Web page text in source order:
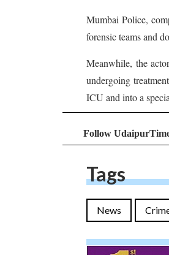
Mumbai Police,
forensic teams and
Meanwhile, the
undergoing
ICU and into a
Follow
Tags
News